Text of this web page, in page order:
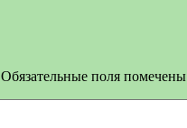
Обязательные поля